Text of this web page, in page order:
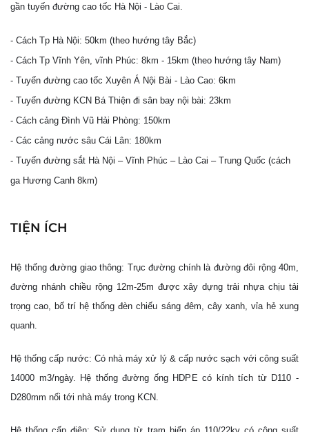
gần tuyến đường cao tốc Hà Nội - Lào Cai.
- Cách Tp Hà Nội: 50km (theo hướng tây Bắc)
- Cách Tp Vĩnh Yên, vĩnh Phúc: 8km - 15km (theo hướng tây Nam)
- Tuyến đường cao tốc Xuyên Á Nội Bài - Lào Cao: 6km
- Tuyến đường KCN Bá Thiện đi sân bay nội bài: 23km
- Cách cảng Đình Vũ Hải Phòng: 150km
- Các cảng nước sâu Cái Lân: 180km
- Tuyến đường sắt Hà Nội – Vĩnh Phúc – Lào Cai – Trung Quốc (cách
ga Hương Canh 8km)
TIỆN ÍCH
Hệ thống đường giao thông: Trục đường chính là đường đôi rộng 40m,
đường nhánh chiều rộng 12m-25m được xây dựng trải nhựa chịu tải
trọng cao, bố trí hệ thống đèn chiếu sáng đêm, cây xanh, vỉa hẻ xung
quanh.
Hệ thống cấp nước: Có nhà máy xử lý & cấp nước sạch với công suất
14000 m3/ngày. Hệ thống đường ống HDPE có kính tích từ D110 -
D280mm nối tới nhà máy trong KCN.